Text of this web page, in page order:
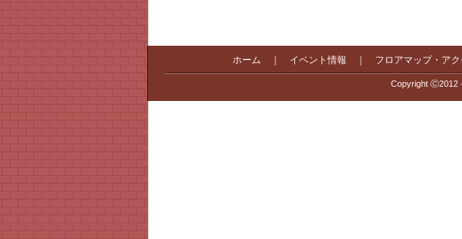
ホーム イベント情報 フロアマップ・アク
Copyright Ⓒ2012